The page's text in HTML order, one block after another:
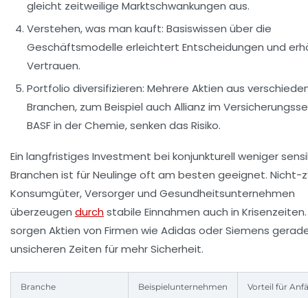
gleicht zeitweilige Marktschwankungen aus.
Verstehen, was man kauft: Basiswissen über die
Geschäftsmodelle erleichtert Entscheidungen und
Vertrauen.
Portfolio diversifizieren: Mehrere Aktien aus
Branchen, zum Beispiel auch Allianz im
BASFin der Chemie, senken das Risiko.
Ein langfristiges Investment bei konjunkturell weniger
Branchen ist für Neulinge oft am besten geeignet. Nicht-
Konsumgüter, Versorger und Gesundheitsunternehmen
überzeugen durchstabile Einnahmen auch in
sorgen Aktien von Firmen wie Adidas oderSiemens
unsicheren Zeiten für mehr Sicherheit.
Branche Beispielunternehmen Vorteil für